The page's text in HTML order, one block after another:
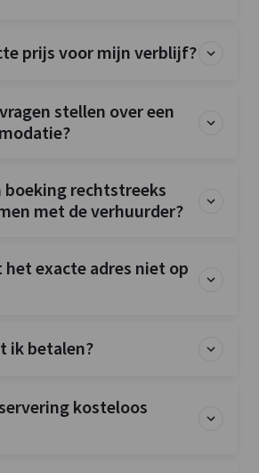
prijs voor mijn verblijf?
stellen over een
boeking rechtstreeks
met de verhuurder?
exacte adres niet op
ik betalen?
kosteloos